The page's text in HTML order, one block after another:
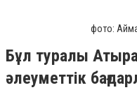
фото:
Бұл туралы
әлеуметтік